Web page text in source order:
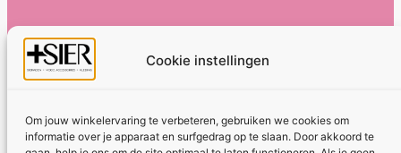
Cookie instellingen
Om jouw winkelervaring te verbeteren, gebruiken we cookies om
informatie over je apparaat en surfgedrag op te slaan. Door akkoord te
Algemene voorwaardenPrivacybeleid